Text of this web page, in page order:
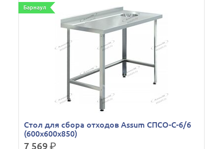
Барнаул
Стол для сбора отходов Assum СПСО-С-6/6
(600х600х850)
7 569р.